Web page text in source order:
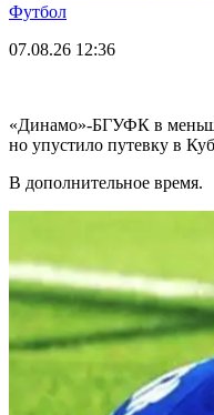
Футбол
07.08.26 12:36
«Динамо»-БГУФК в
но упустило путевку в
В дополнительное время.